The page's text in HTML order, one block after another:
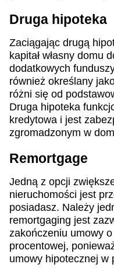
Druga hipoteka
Zaciągając drugą
kapitał własny domu
dodatkowych
również określany
różni się od
Druga hipoteka
kredytowa i jest
zgromadzonym w
Remortgage
Jedną z opcji
nieruchomości jest
posiadasz. Należy
remortgaging jest
zakończeniu umowy
procentowej,
umowy hipotecznej w